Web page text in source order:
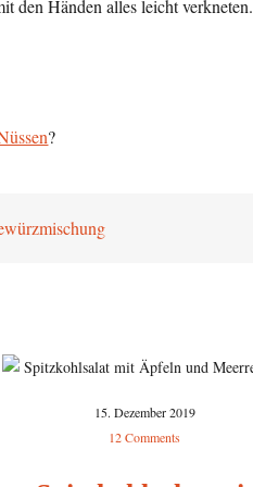
den Händen alles leicht verkneten.
?
15. Dezember 2019
12 Comments